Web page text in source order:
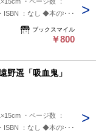
ISBN ：なし ◆本の状
ブックスマイル
￥800
野遥「吸血鬼」
・ページ数 ：
ISBN ：なし ◆本の状